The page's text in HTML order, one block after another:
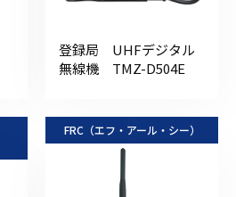
登録局 UHFデジタル
無線機 TMZ-D504E
FRC（エフ・アール・シー）